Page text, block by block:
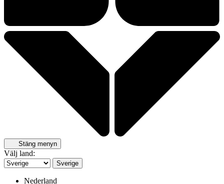
Stäng menyn
Välj land:
Sverige
Nederland